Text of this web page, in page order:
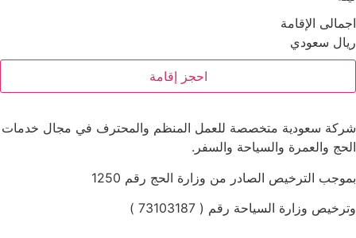
الإقامة
سعودي
احجز إقامة
سعودية متخصصة للعمل المنظم والمحترف في مجال خدمات
والعمرة والسياحة والسفر.
الترخيص الصادر من وزارة الحج رقم 1250
وزارة السياحة رقم ( 73103187 )